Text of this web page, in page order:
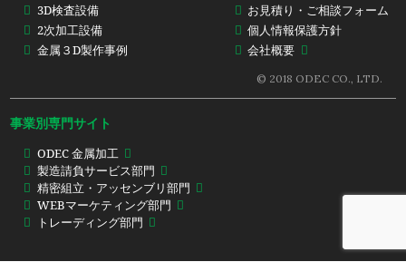
3D検査設備
2次加工設備
金属３D製作事例
お見積り・ご相談フォーム
個人情報保護方針
会社概要
© 2018 ODEC CO., LTD.
事業別専門サイト
ODEC 金属加工
製造請負サービス部門
精密組立・アッセンブリ部門
WEBマーケティング部門
トレーディング部門